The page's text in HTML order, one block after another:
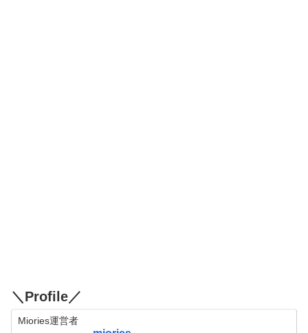
＼Profile／
Miories運営者